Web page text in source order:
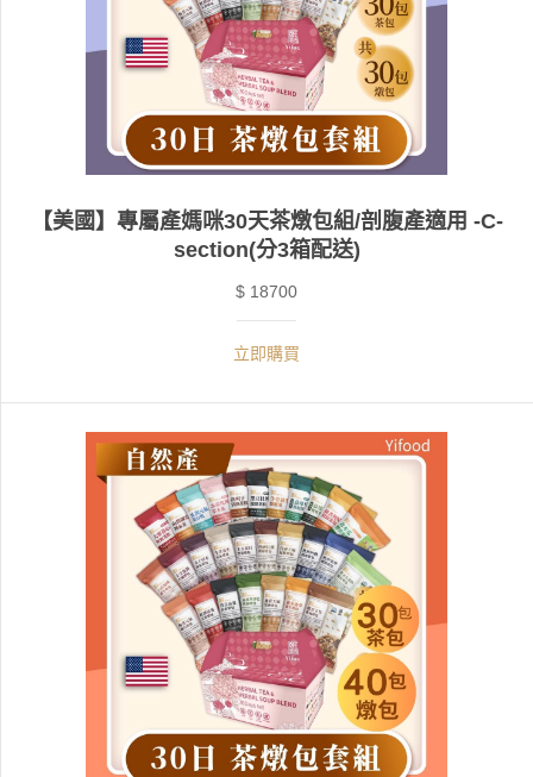
【美國】專屬產媽咪30天茶燉包組/剖腹產適用 -C-
section(分3箱配送)
$ 18700
立即購買